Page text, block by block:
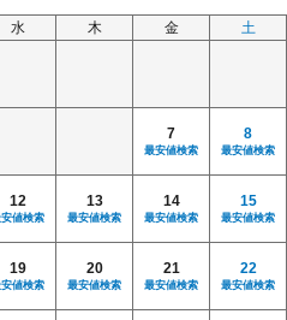
水 木 金 土
7
最安値検索
8
最安値検索
12
値検索
13
最安値検索
14
最安値検索
15
最安値検索
19
値検索
20
最安値検索
21
最安値検索
22
最安値検索